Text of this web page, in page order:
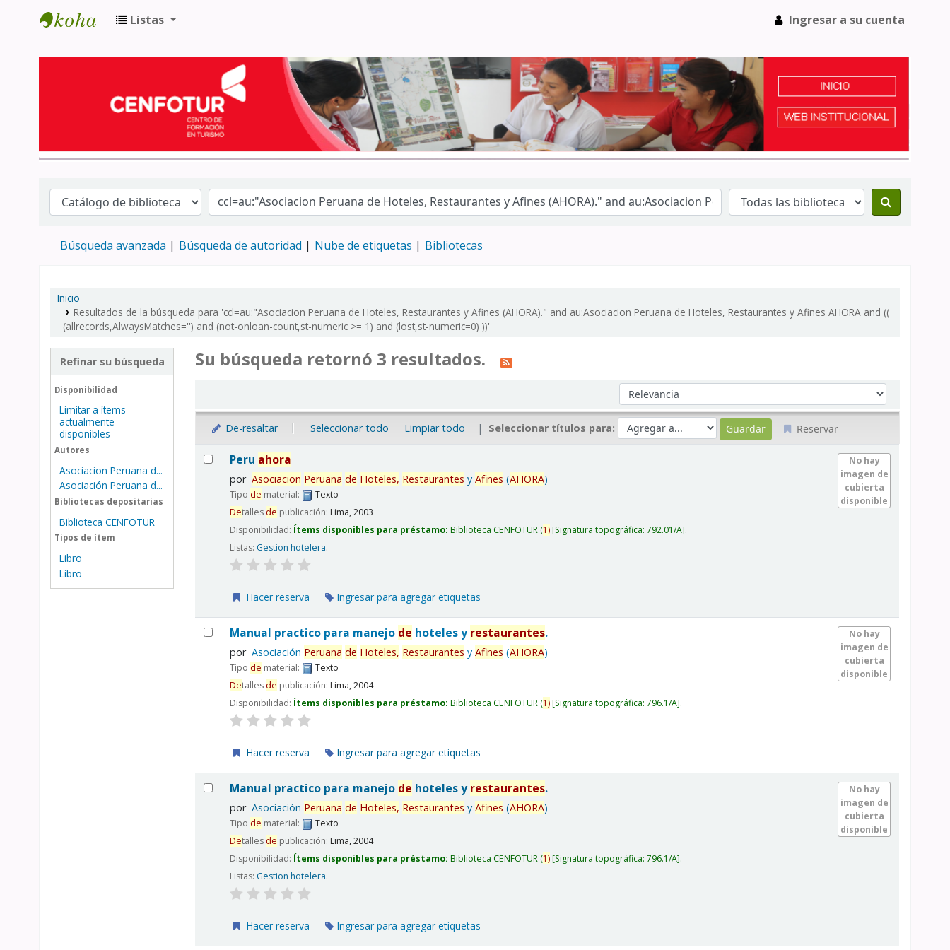
Listas Ingresar a su cuenta
Búsqueda avanzada Búsqueda de autoridad Nube de etiquetas Bibliotecas
Inicio
Resultados de la búsqueda para 'ccl=au:"Asociacion Peruana de Hoteles, Restaurantes y Afines (AHORA)." and au:Asociacion Peruana de Hoteles, Restaurantes y Afines AHORA and ((
(allrecords,AlwaysMatches='') and (not-onloan-count,st-numeric >= 1) and (lost,st-numeric=0) ))'
Refinar su búsqueda
Disponibilidad
Limitar a ítems
actualmente
disponibles
Autores
Asociacion Peruana d...
Asociación Peruana d...
Bibliotecas depositarias
Biblioteca CENFOTUR
Tipos de ítem
Libro
Libro
Su búsqueda retornó 3 resultados.
Ordenar por:
De-resaltar Seleccionar todo Limpiar todo Seleccionar títulos para: Reservar
Resultados
No hay
imagen de
cubierta
disponible
Peru ahora
por Asociacion Peruana de Hoteles, Restaurantes y Afines (AHORA)
Tipo de material:
Texto
Detalles de publicación:Lima,2003
Disponibilidad: Ítems disponibles para préstamo:Biblioteca CENFOTUR (1) Signatura topográfica:792.01/A .
Listas: Gestion hotelera.
Hacer reserva Ingresar para agregar etiquetas
No hay
imagen de
cubierta
disponible
Manual practico para manejo de hoteles yrestaurantes.
por Asociación Peruana de Hoteles, Restaurantes y Afines (AHORA)
Tipo de material:
Texto
Detalles de publicación:Lima,2004
Disponibilidad: Ítems disponibles para préstamo:Biblioteca CENFOTUR (1) Signatura topográfica:796.1/A .
Hacer reserva Ingresar para agregar etiquetas
No hay
imagen de
cubierta
disponible
Manual practico para manejo de hoteles yrestaurantes.
por Asociación Peruana de Hoteles, Restaurantes y Afines (AHORA)
Tipo de material:
Texto
Detalles de publicación:Lima,2004
Disponibilidad: Ítems disponibles para préstamo:Biblioteca CENFOTUR (1) Signatura topográfica:796.1/A .
Listas: Gestion hotelera.
Hacer reserva Ingresar para agregar etiquetas